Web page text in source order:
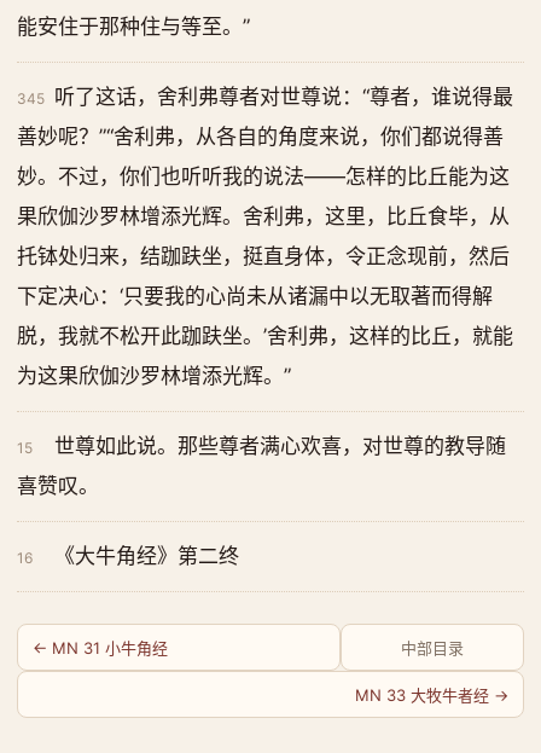
能安住于那种住与等至。”
345 听了这话，舍利弗尊者对世尊说：“尊者，谁说得最
善妙呢？”“舍利弗，从各自的角度来说，你们都说得善
妙。不过，你们也听听我的说法——怎样的比丘能为这
果欣伽沙罗林增添光辉。舍利弗，这里，比丘食毕，从
托钵处归来，结跏趺坐，挺直身体，令正念现前，然后
下定决心：‘只要我的心尚未从诸漏中以无取著而得解
脱，我就不松开此跏趺坐。’舍利弗，这样的比丘，就能
为这果欣伽沙罗林增添光辉。”
15
世尊如此说。那些尊者满心欢喜，对世尊的教导随
喜赞叹。
16 《大牛角经》第二终
← MN 31 小牛角经 中部目录
MN 33 大牧牛者经 →